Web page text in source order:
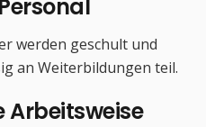
werden geschult und
an Weiterbildungen teil.
Arbeitsweise